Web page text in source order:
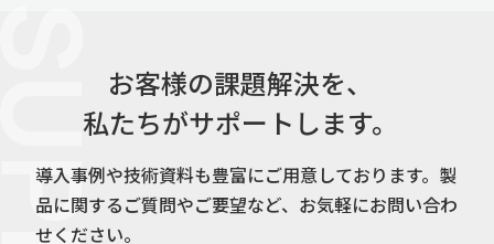
お客様の課題解決を、
私たちがサポートします。
導入事例や技術資料も豊富にご用意しております。 製
品に関するご質問やご要望など、お気軽にお問い合わ
せください。